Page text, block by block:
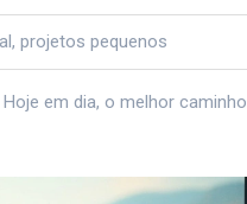
projetos pequenos
em dia, o melhor caminho